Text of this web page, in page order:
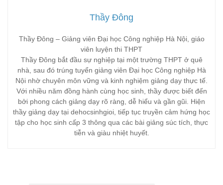
Thầy Đông
Thầy Đông – Giảng viên Đại học Công nghiệp Hà Nội, giáo
viên luyện thi THPT
Thầy Đông bắt đầu sự nghiệp tại một trường THPT ở quê
nhà, sau đó trúng tuyển giảng viên Đại học Công nghiệp Hà
Nội nhờ chuyên môn vững và kinh nghiệm giảng dạy thực tế.
Với nhiều năm đồng hành cùng học sinh, thầy được biết đến
bởi phong cách giảng dạy rõ ràng, dễ hiểu và gần gũi. Hiện
thầy giảng dạy tại dehocsinhgioi, tiếp tục truyền cảm hứng học
tập cho học sinh cấp 3 thông qua các bài giảng súc tích, thực
tiễn và giàu nhiệt huyết.